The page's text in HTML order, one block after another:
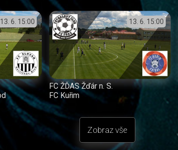
13. 6. 15:00 13. 6. 15:00
FC ŽĎAS Žďár n. S.
FC Kuřim
Zobraz vše